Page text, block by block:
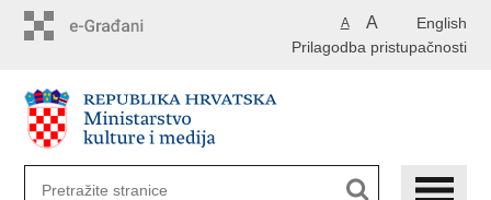
English
A A
Prilagodba pristupačnosti